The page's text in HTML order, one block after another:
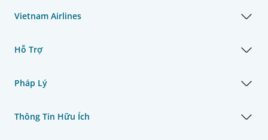
Vietnam Airlines
Hỗ Trợ
Pháp Lý
Thông Tin Hữu Ích